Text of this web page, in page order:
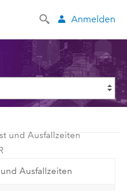
Anmelden
und Ausfallzeiten
Ausfallzeiten